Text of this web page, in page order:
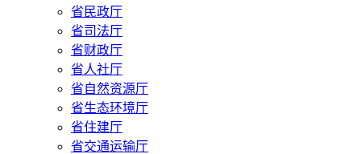
省民政厅
省司法厅
省财政厅
省人社厅
省自然资源厅
省生态环境厅
省住建厅
省交通运输厅